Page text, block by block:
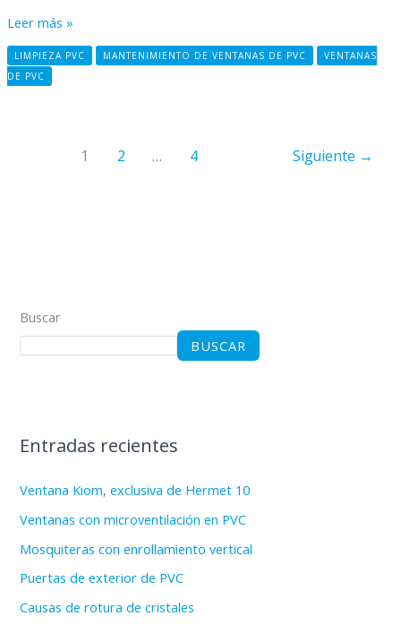
Leer más »
LIMPIEZA PVC MANTENIMIENTO DE VENTANAS DE PVC
VENTANAS
DE PVC
1 2 … 4 Siguiente →
Buscar
BUSCAR
Entradas recientes
Ventana Kiom, exclusiva de Hermet 10
Ventanas con microventilación en PVC
Mosquiteras con enrollamiento vertical
Puertas de exterior de PVC
Causas de rotura de cristales